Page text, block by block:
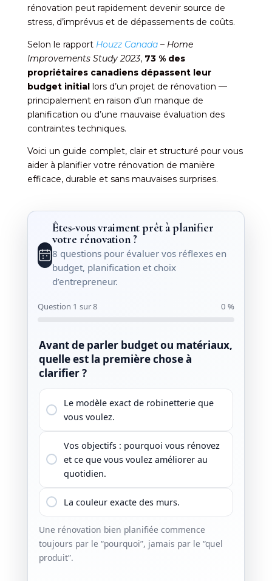
rénovation peut rapidement devenir source de
stress, d’imprévus et de dépassements de coûts.
Selon le rapport Houzz Canada– Home
Improvements Study 2023, 73 % des
propriétaires canadiens dépassent leur
budget initiallors d’un projet de rénovation —
principalement en raison d’un manque de
planification ou d’une mauvaise évaluation des
contraintes techniques.
Voici un guide complet, clair et structuré pour vous
aider à planifier votre rénovation de manière
efficace, durable et sans mauvaises surprises.
Êtes-vous vraiment prêt à planifier
votre rénovation ?
8 questions pour évaluer vos réflexes en
budget, planification et choix
d’entrepreneur.
Question 1 sur 8 0 %
Avant de parler budget ou matériaux,
quelle est la première chose à
clarifier ?
Le modèle exact de robinetterie que
vous voulez.
Vos objectifs : pourquoi vous rénovez
et ce que vous voulez améliorer au
quotidien.
La couleur exacte des murs.
Une rénovation bien planifiée commence
toujours par le “pourquoi”, jamais par le “quel
produit”.